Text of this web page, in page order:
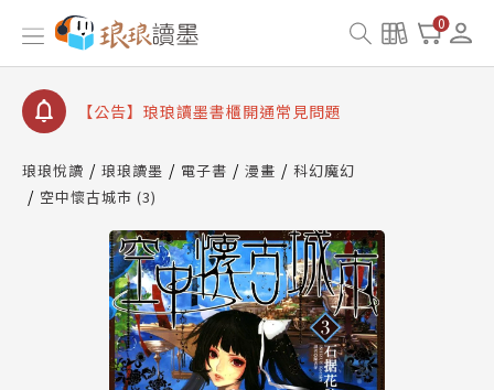
0
【公告】琅琅書店服務升級重要說明及資產合併結果
查詢
【公告】琅琅讀墨數位閱讀資產合併與書櫃開通申請
【公告】琅琅讀墨書櫃開通常見問題
請圖文教學
【公告】琅琅書店服務升級重要說明及資產合併結果
查詢
【公告】琅琅讀墨數位閱讀資產合併與書櫃開通申請
琅琅悅讀 琅琅讀墨 電子書 漫畫
科幻魔幻
空中懷古城市 (3)